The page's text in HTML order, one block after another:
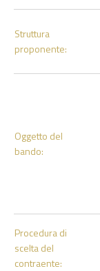
Struttura
proponente:
Oggetto del
bando:
Procedura di
scelta del
contraente: